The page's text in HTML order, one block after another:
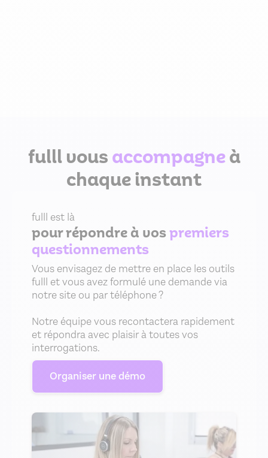
fulll vousaccompagneà
chaque instant
fulll est là
pour répondre à vospremiers
questionnements
Vous envisagez de mettre en place les outils
fulll et vous avez formulé une demande via
notre site ou par téléphone ?
Notre équipe vous recontactera rapidement
et répondra avec plaisir à toutes vos
interrogations.
Organiser une démo